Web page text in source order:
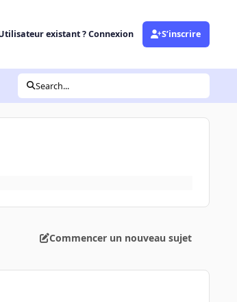
existant ? Connexion S’inscrire
Search...
Commencer un nouveau sujet